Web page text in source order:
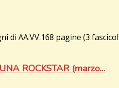
di AA.VV.168 pagine (3
ROCKSTAR (marzo...